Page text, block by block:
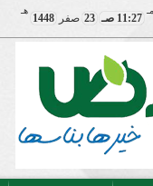
مـ
11:27 صـ 23 صفر1448
هـ